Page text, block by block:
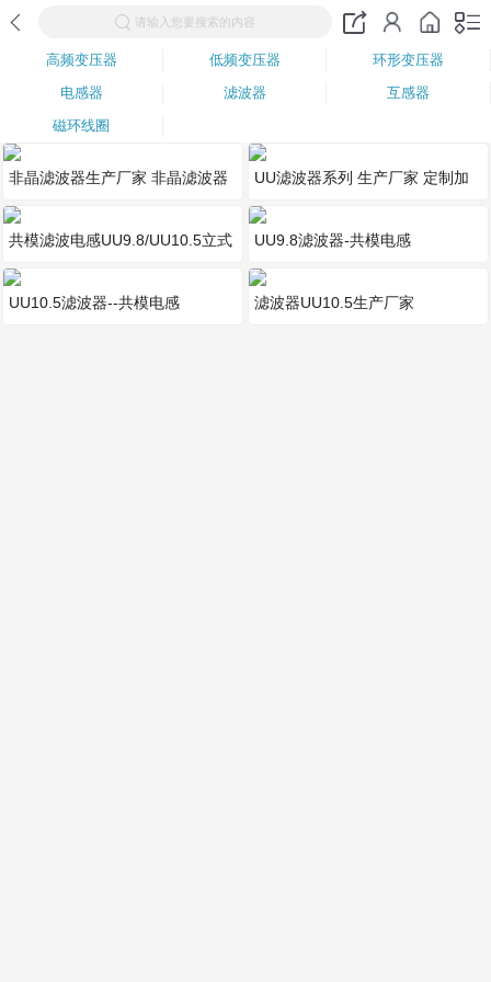
请输入您要搜索的内容
高频变压器 低频变压器
环形变压器
电感器
滤波器
互感器
磁环线圈
非晶滤波器生产厂家 非晶滤波器
共模滤波电感UU9.8/UU10.5立式
UU10.5滤波器--共模电感
UU滤波器系列 生产厂家 定制加
UU9.8滤波器-共模电感
滤波器UU10.5生产厂家